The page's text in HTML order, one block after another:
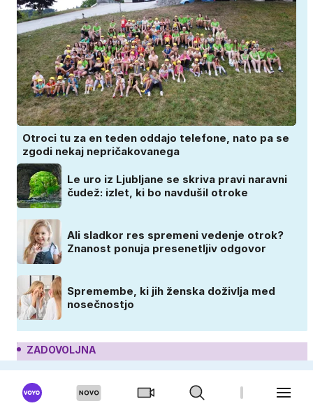
Otroci tu za en teden oddajo telefone, nato pa se
zgodi nekaj nepričakovanega
Le uro iz Ljubljane se skriva pravi naravni
čudež: izlet, ki bo navdušil otroke
Ali sladkor res spremeni vedenje otrok?
Znanost ponuja presenetljiv odgovor
Spremembe, ki jih ženska doživlja med
nosečnostjo
ZADOVOLJNA